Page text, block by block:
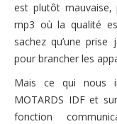
est plutôt mauvaise,
mp3 où la qualité
sachez qu’une
pour brancher les
Mais ce qui nous
MOTARDS IDF et
fonction